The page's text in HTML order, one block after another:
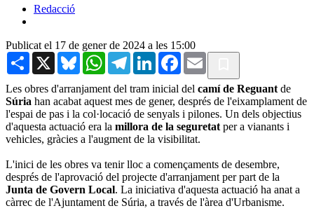
Redacció
Publicat el 17 de gener de 2024 a les 15:00
Share X BlueskyWhatsAppTelegramLinkedInFacebook
Email
Les obres d'arranjament del tram inicial del camí de Reguant de
Súria han acabat aquest mes de gener, després de l'eixamplament de
l'espai de pas i la col·locació de senyals i pilones. Un dels objectius
d'aquesta actuació era la millora de la seguretat per a vianants i
vehicles, gràcies a l'augment de la visibilitat.
L'inici de les obres va tenir lloc a començaments de desembre,
després de l'aprovació del projecte d'arranjament per part de la
Junta de Govern Local. La iniciativa d'aquesta actuació ha anat a
càrrec de l'Ajuntament de Súria, a través de l'àrea d'Urbanisme.